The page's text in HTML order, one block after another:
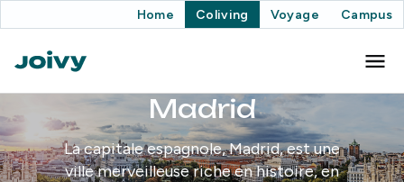
Home Coliving Voyage Campus
Madrid
La capitale espagnole, Madrid, est une
ville merveilleuse riche en histoire, en